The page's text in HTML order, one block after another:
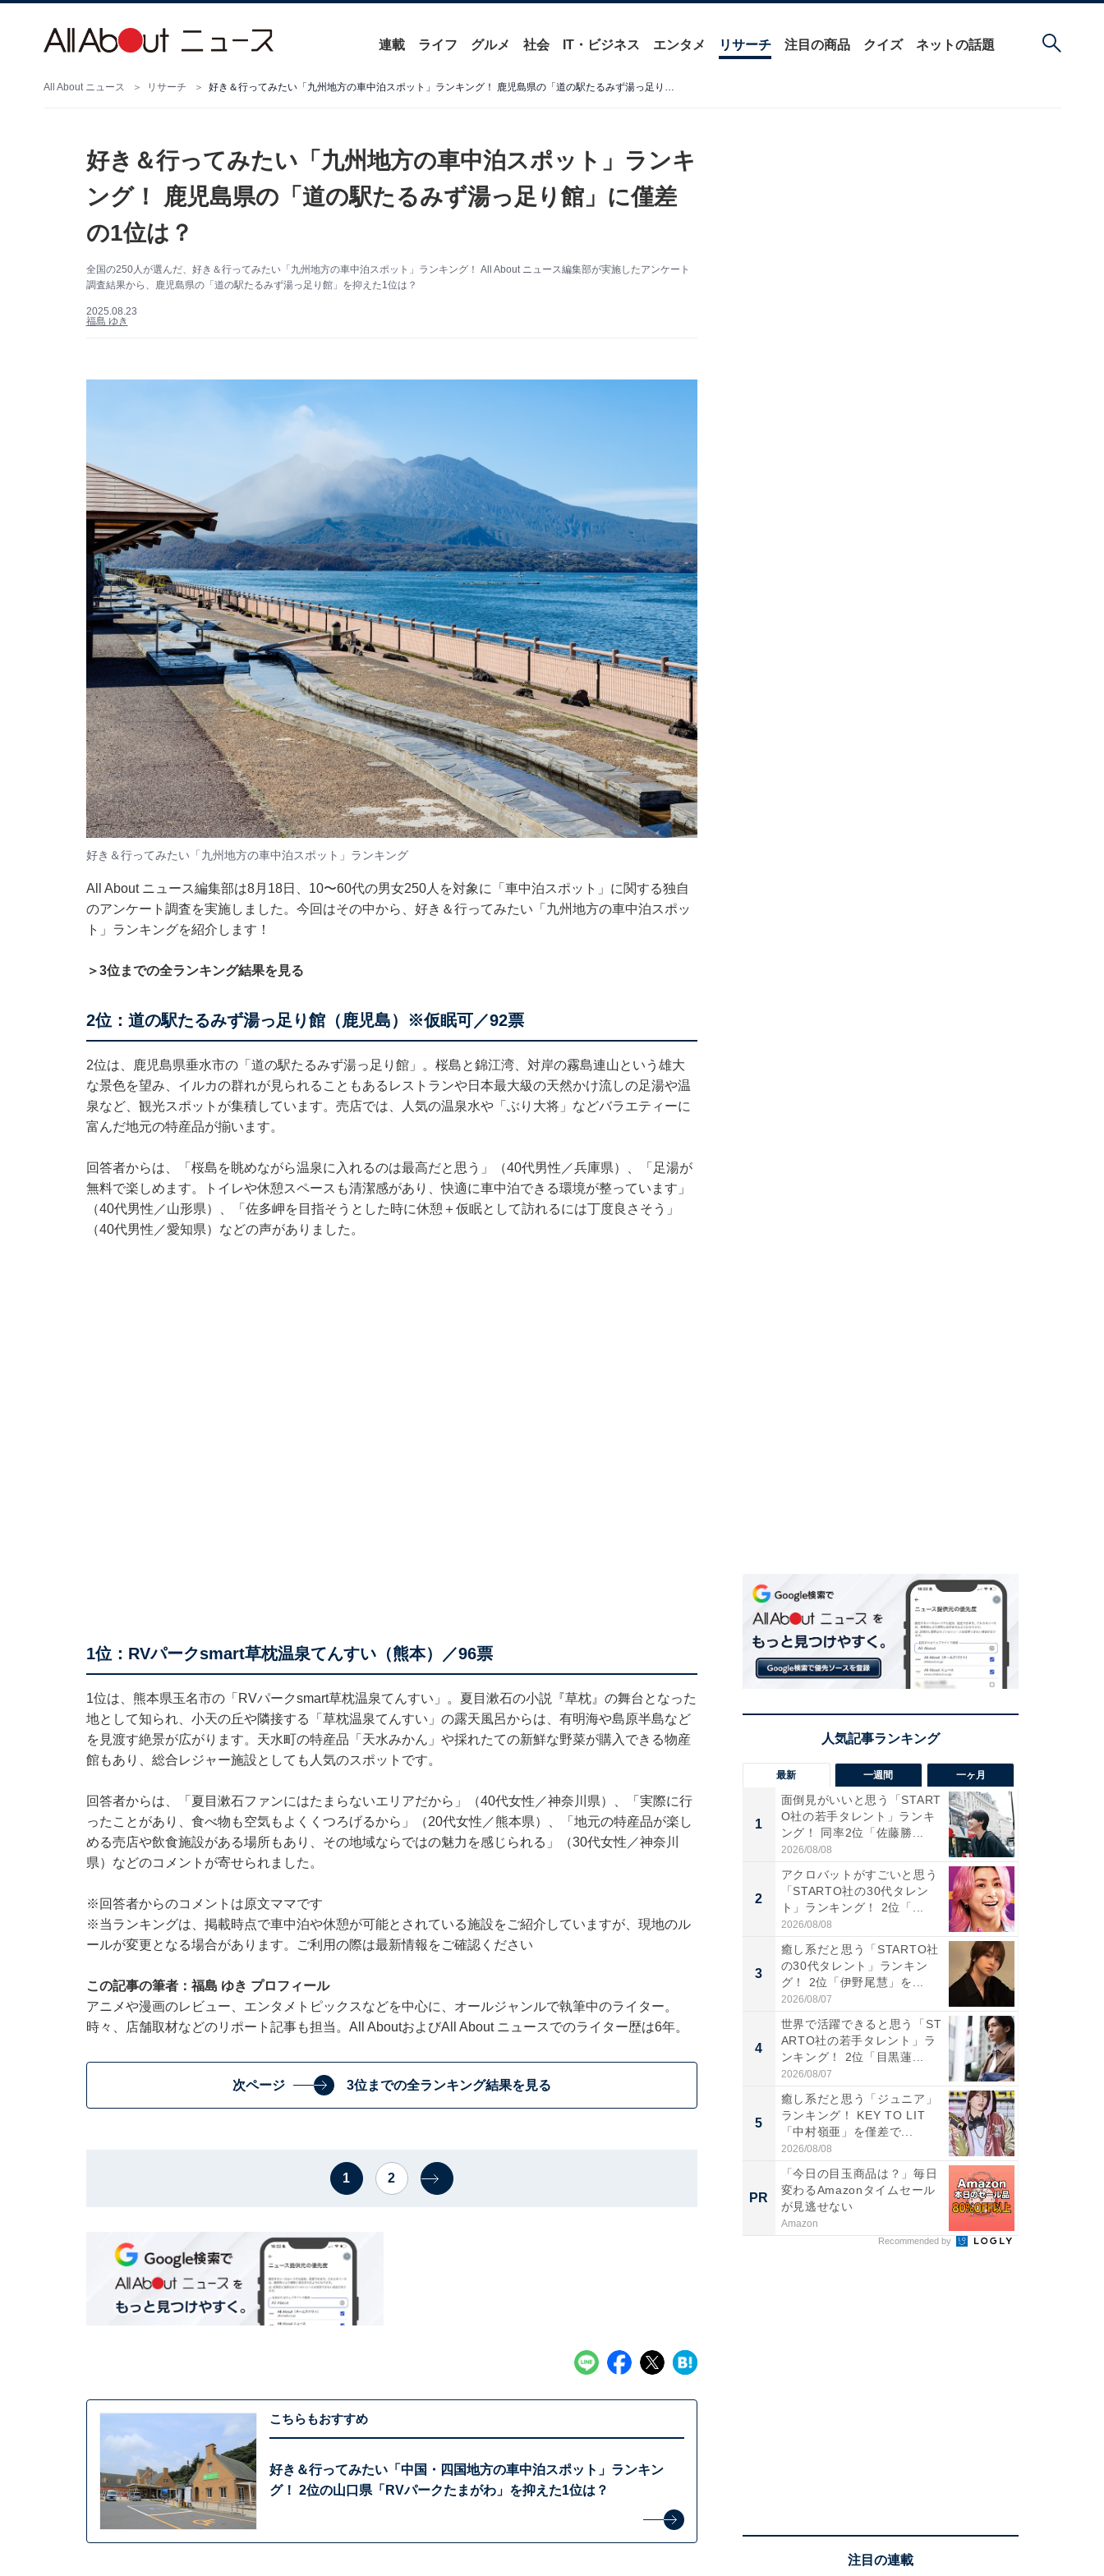
連載 ライフ グルメ 社会 IT・ビジネス エンタメ リサーチ 注目の商品 クイズ ネットの話題
All About ニュース リサーチ 好き＆行ってみたい「九州地方の車中泊スポット」ランキング！ 鹿児島県の「道の駅たるみず湯っ足り館」に僅差の1位は？
好き＆行ってみたい「九州地方の車中泊スポット」ランキ
ング！ 鹿児島県の「道の駅たるみず湯っ足り館」に僅差
の1位は？
全国の250人が選んだ、好き＆行ってみたい「九州地方の車中泊スポット」ランキング！ All About ニュース編集部が実施したアンケート
調査結果から、鹿児島県の「道の駅たるみず湯っ足り館」を抑えた1位は？
2025.08.23
福島 ゆき
好き＆行ってみたい「九州地方の車中泊スポット」ランキング
All About ニュース編集部は8月18日、10〜60代の男女250人を対象に「車中泊スポット」に関する独自
のアンケート調査を実施しました。今回はその中から、好き＆行ってみたい「九州地方の車中泊スポッ
ト」ランキングを紹介します！
＞3位までの全ランキング結果を見る
2位：道の駅たるみず湯っ足り館（鹿児島）※仮眠可／92票
2位は、鹿児島県垂水市の「道の駅たるみず湯っ足り館」。桜島と錦江湾、対岸の霧島連山という雄大
な景色を望み、イルカの群れが見られることもあるレストランや日本最大級の天然かけ流しの足湯や温
泉など、観光スポットが集積しています。売店では、人気の温泉水や「ぶり大将」などバラエティーに
富んだ地元の特産品が揃います。
回答者からは、「桜島を眺めながら温泉に入れるのは最高だと思う」（40代男性／兵庫県）、「足湯が
無料で楽しめます。トイレや休憩スペースも清潔感があり、快適に車中泊できる環境が整っています」
（40代男性／山形県）、「佐多岬を目指そうとした時に休憩＋仮眠として訪れるには丁度良さそう」
（40代男性／愛知県）などの声がありました。
1位：RVパークsmart草枕温泉てんすい（熊本）／96票
1位は、熊本県玉名市の「RVパークsmart草枕温泉てんすい」。夏目漱石の小説『草枕』の舞台となった
地として知られ、小天の丘や隣接する「草枕温泉てんすい」の露天風呂からは、有明海や島原半島など
を見渡す絶景が広がります。天水町の特産品「天水みかん」や採れたての新鮮な野菜が購入できる物産
館もあり、総合レジャー施設としても人気のスポットです。
回答者からは、「夏目漱石ファンにはたまらないエリアだから」（40代女性／神奈川県）、「実際に行
ったことがあり、食べ物も空気もよくくつろげるから」（20代女性／熊本県）、「地元の特産品が楽し
める売店や飲食施設がある場所もあり、その地域ならではの魅力を感じられる」（30代女性／神奈川
県）などのコメントが寄せられました。
※回答者からのコメントは原文ママです
※当ランキングは、掲載時点で車中泊や休憩が可能とされている施設をご紹介していますが、現地のル
ールが変更となる場合があります。ご利用の際は最新情報をご確認ください
この記事の筆者：福島 ゆき プロフィール
アニメや漫画のレビュー、エンタメトピックスなどを中心に、オールジャンルで執筆中のライター。
時々、店舗取材などのリポート記事も担当。All AboutおよびAll About ニュースでのライター歴は6年。
次ページ 3位までの全ランキング結果を見る
1 2
こちらもおすすめ
好き＆行ってみたい「中国・四国地方の車中泊スポット」ランキン
グ！ 2位の山口県「RVパークたまがわ」を抑えた1位は？
最新 一週間 一ヶ月
1
面倒見がいいと思う「START
O社の若手タレント」ランキ
ング！ 同率2位「佐藤勝...
2026/08/08
2
アクロバットがすごいと思う
「STARTO社の30代タレン
ト」ランキング！ 2位「...
2026/08/08
3
癒し系だと思う「STARTO社
の30代タレント」ランキン
グ！ 2位「伊野尾慧」を...
2026/08/07
4
世界で活躍できると思う「ST
ARTO社の若手タレント」ラ
ンキング！ 2位「目黒蓮...
2026/08/07
5
癒し系だと思う「ジュニア」
ランキング！ KEY TO LIT
「中村嶺亜」を僅差で...
2026/08/08
PR
「今日の目玉商品は？」毎日
変わるAmazonタイムセール
が見逃せない
Amazon
Recommended by
注目の連載